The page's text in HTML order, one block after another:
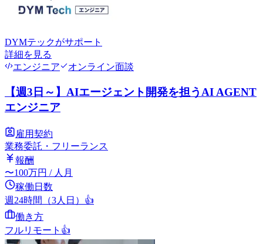
DYMテックがサポート
詳細を見る
エンジニア
オンライン面談
【週3日～】AIエージェント開発を担うAI AGENT
エンジニア
雇用契約
業務委託・フリーランス
報酬
〜100万円 / 人月
稼働日数
週24時間（3人日） 👍
働き方
フルリモート 👍